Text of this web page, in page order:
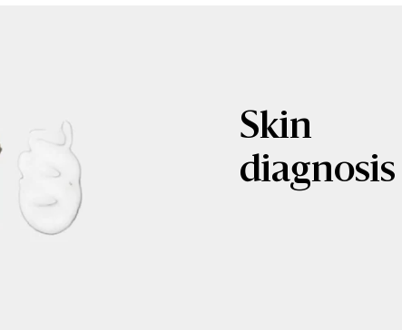
Skin
diagnosis